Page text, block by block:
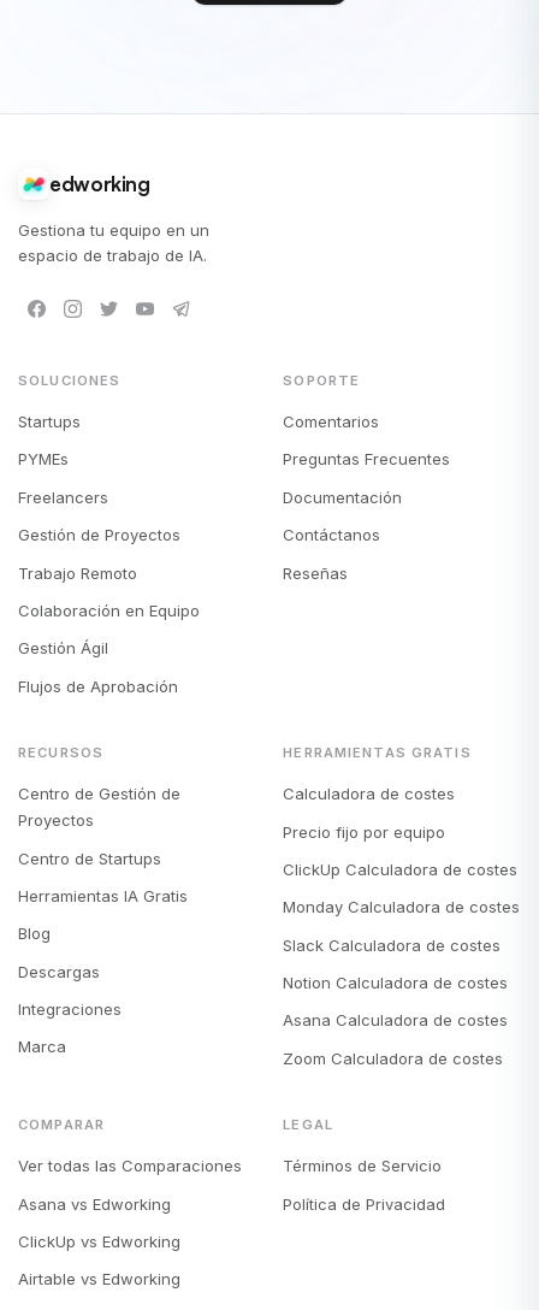
edworking
Gestiona tu equipo en un
espacio de trabajo de IA.
SOLUCIONES
Startups
PYMEs
Freelancers
Gestión de Proyectos
Trabajo Remoto
Colaboración en Equipo
Gestión Ágil
Flujos de Aprobación
SOPORTE
Comentarios
Preguntas Frecuentes
Documentación
Contáctanos
Reseñas
RECURSOS
Centro de Gestión de
Proyectos
Centro de Startups
Herramientas IA Gratis
Blog
Descargas
Integraciones
Marca
HERRAMIENTAS GRATIS
Calculadora de costes
Precio fijo por equipo
ClickUp Calculadora de costes
Monday Calculadora de costes
Slack Calculadora de costes
Notion Calculadora de costes
Asana Calculadora de costes
Zoom Calculadora de costes
COMPARAR
Ver todas las Comparaciones
Asana vs Edworking
ClickUp vs Edworking
Airtable vs Edworking
LEGAL
Términos de Servicio
Política de Privacidad